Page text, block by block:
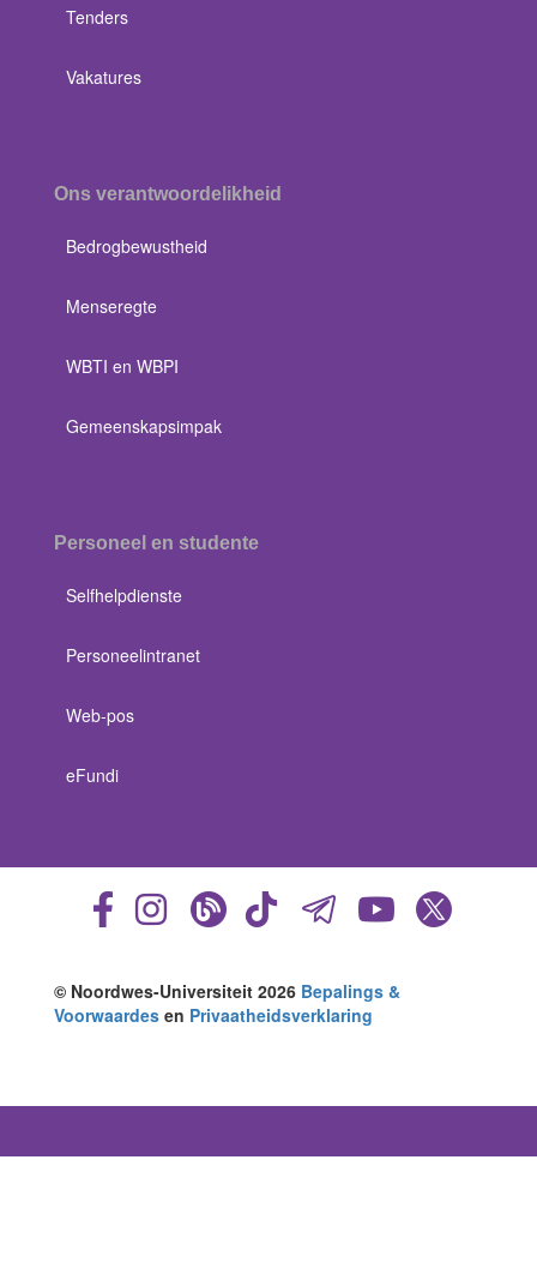
Tenders
Vakatures
Ons verantwoordelikheid
Bedrogbewustheid
Menseregte
WBTI en WBPI
Gemeenskapsimpak
Personeel en studente
Selfhelpdienste
Personeelintranet
Web-pos
eFundi
© Noordwes-Universiteit 2026 Bepalings &
Voorwaardes en Privaatheidsverklaring